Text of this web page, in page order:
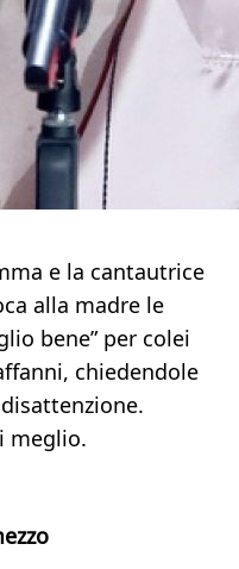
e la cantautrice
alla madre le
bene” per colei
chiedendole
meglio.